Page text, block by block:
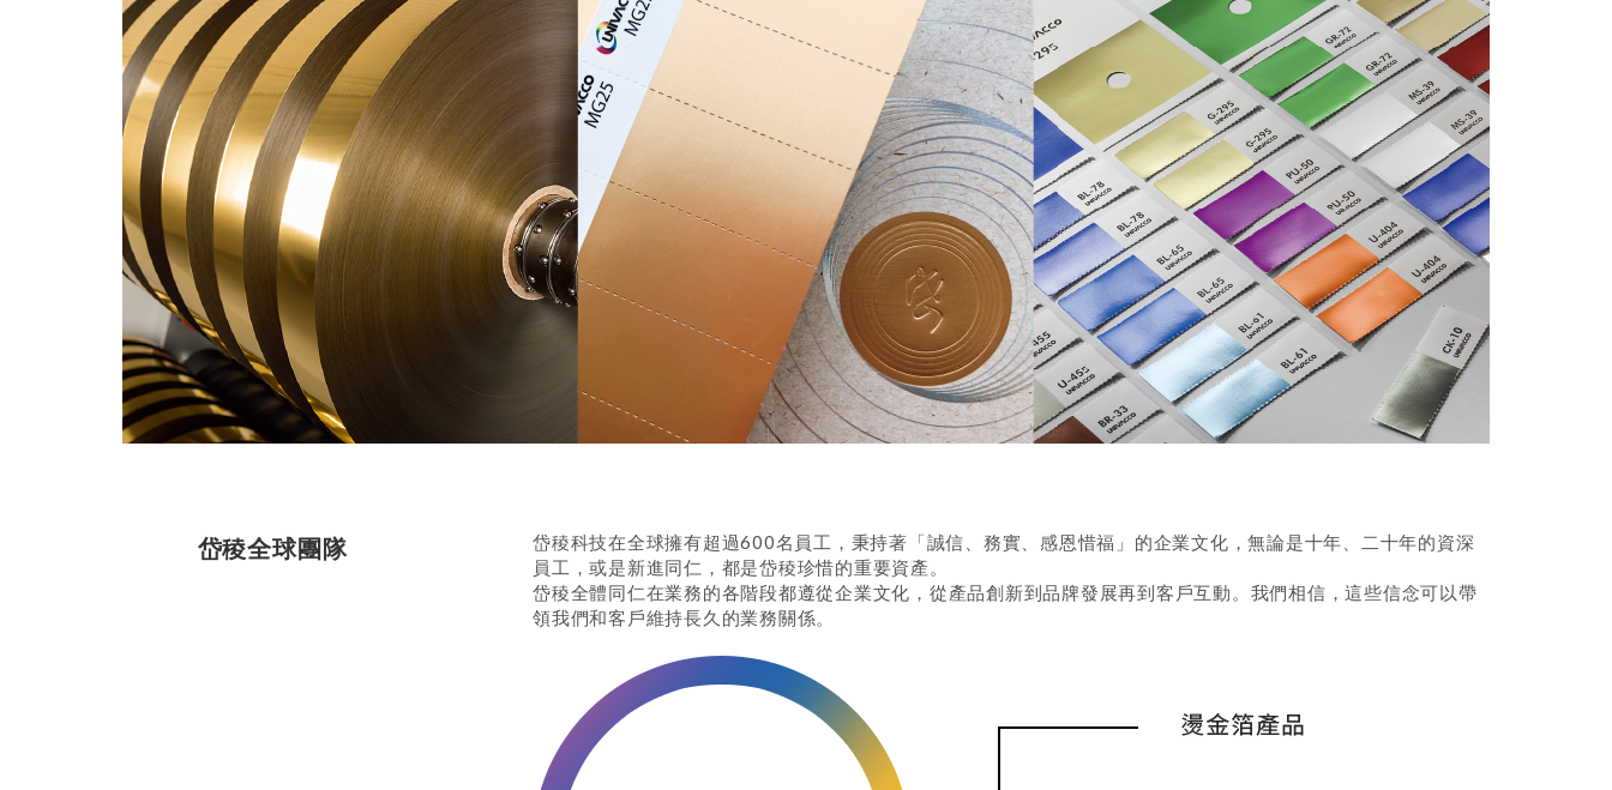
岱稜全球團隊
岱稜科技在全球擁有超過600名員工，秉持著「誠信、務實、感恩惜福」的企業文化，無論是十年、二十年的資深
員工，或是新進同仁，都是岱稜珍惜的重要資產。
岱稜全體同仁在業務的各階段都遵從企業文化，從產品創新到品牌發展再到客戶互動。我們相信，這些信念可以帶
領我們和客戶維持長久的業務關係。